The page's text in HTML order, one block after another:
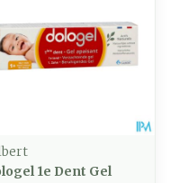
1e Dent Gel